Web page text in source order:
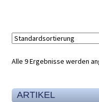
Alle 9 Ergebnisse werden
ARTIKEL